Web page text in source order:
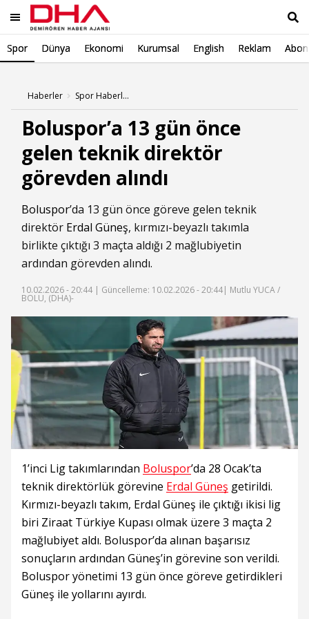
Spor Dünya Ekonomi Kurumsal English Reklam
Haberler Spor Haberleri
Boluspor’a 13 gün önce
gelen teknik direktör
görevden alındı
Boluspor’da 13 gün önce göreve gelen teknik
direktör Erdal Güneş, kırmızı-beyazlı takımla
birlikte çıktığı 3 maçta aldığı 2 mağlubiyetin
ardından görevden alındı.
10.02.2026 - 20:44 | Güncelleme: 10.02.2026 - 20:44| Mutlu YUCA /
BOLU, (DHA)-
1’inci Lig takımlarından Boluspor’da 28 Ocak’ta
teknik direktörlük görevine Erdal Güneş getirildi.
Kırmızı-beyazlı takım, Erdal Güneş ile çıktığı ikisi lig
biri Ziraat Türkiye Kupası olmak üzere 3 maçta 2
mağlubiyet aldı. Boluspor’da alınan başarısız
sonuçların ardından Güneş’in görevine son verildi.
Boluspor yönetimi 13 gün önce göreve getirdikleri
Güneş ile yollarını ayırdı.